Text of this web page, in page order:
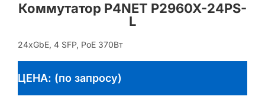
Коммутатор P4NET P2960X-24PS-
L
24xGbE, 4 SFP, PoE 370Вт
ЦЕНА: (по запросу)